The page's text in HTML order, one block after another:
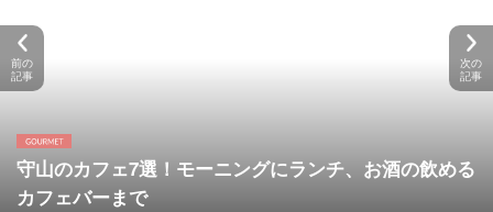
守山のカフェ7選！モーニングにランチ、お酒の飲める
カフェバーまで
前の
記事
次の
記事